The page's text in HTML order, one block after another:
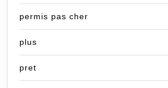
permis pas cher
plus
pret